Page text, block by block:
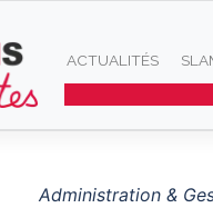
ACTUALITÉS
Administration &